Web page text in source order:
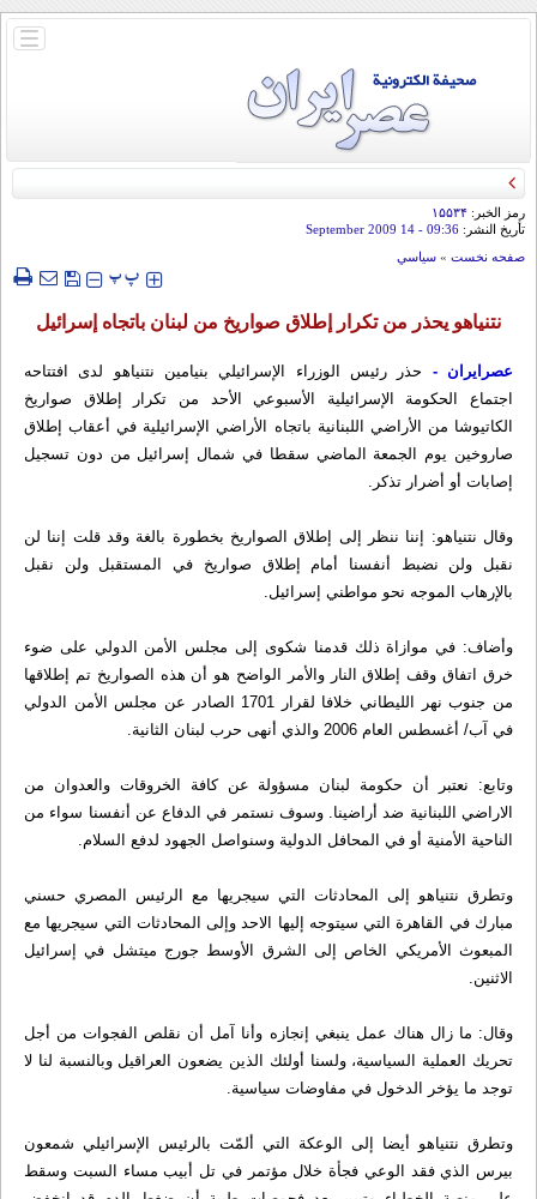
باز
رمز الخبر: ۱۵۵۳۴
تأريخ النشر: 09:36
- 14 September 2009
صفحه نخست » سياسي
‍‍‍ پپ
نتنياهو يحذر من تكرار إطلاق صواريخ من لبنان باتجاه إسرائيل
عصرایران - حذر رئيس الوزراء الإسرائيلي بنيامين نتنياهو لدى افتتاحه
اجتماع الحكومة الإسرائيلية الأسبوعي الأحد من تكرار إطلاق صواريخ
الكاتيوشا من الأراضي اللبنانية باتجاه الأراضي الإسرائيلية في أعقاب إطلاق
صاروخين يوم الجمعة الماضي سقطا في شمال إسرائيل من دون تسجيل
إصابات أو أضرار تذكر.
وقال نتنياهو: إننا ننظر إلى إطلاق الصواريخ بخطورة بالغة وقد قلت إننا لن
نقبل ولن نضبط أنفسنا أمام إطلاق صواريخ في المستقبل ولن نقبل
بالإرهاب الموجه نحو مواطني إسرائيل.
وأضاف: في موازاة ذلك قدمنا شكوى إلى مجلس الأمن الدولي على ضوء
خرق اتفاق وقف إطلاق النار والأمر الواضح هو أن هذه الصواريخ تم إطلاقها
من جنوب نهر الليطاني خلافا لقرار 1701 الصادر عن مجلس الأمن الدولي
في آب/ أغسطس العام 2006 والذي أنهى حرب لبنان الثانية.
وتابع: نعتبر أن حكومة لبنان مسؤولة عن كافة الخروقات والعدوان من
الاراضي اللبنانية ضد أراضينا. وسوف نستمر في الدفاع عن أنفسنا سواء من
الناحية الأمنية أو في المحافل الدولية وسنواصل الجهود لدفع السلام.
وتطرق نتنياهو إلى المحادثات التي سيجريها مع الرئيس المصري حسني
مبارك في القاهرة التي سيتوجه إليها الاحد وإلى المحادثات التي سيجريها مع
المبعوث الأمريكي الخاص إلى الشرق الأوسط جورج ميتشل في إسرائيل
الاثنين.
وقال: ما زال هناك عمل ينبغي إنجازه وأنا آمل أن نقلص الفجوات من أجل
تحريك العملية السياسية، ولسنا أولئك الذين يضعون العراقيل وبالنسبة لنا لا
توجد ما يؤخر الدخول في مفاوضات سياسية.
وتطرق نتنياهو أيضا إلى الوعكة التي ألمّت بالرئيس الإسرائيلي شمعون
بيرس الذي فقد الوعي فجأة خلال مؤتمر في تل أبيب مساء السبت وسقط